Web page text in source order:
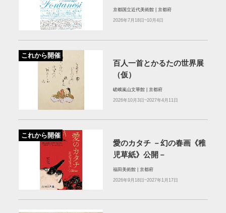
京都国立近代美術館 | 京都府
2026年7月18日~10月4日
これから開催
百人一首とかるたの世界展
（仮）
嵯峨嵐山文華館 | 京都府
2026年10月3日~2027年4月11日
これから開催
愛のカタチ －幻の春画《稚
児草紙》公開－
福田美術館 | 京都府
2026年9月18日~2027年1月17日